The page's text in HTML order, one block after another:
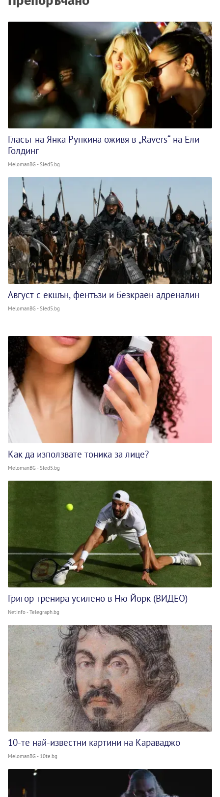
Гласът на Янка Рупкина оживя в „Ravers“ на Ели
Голдинг
MelomanBG - Sled5.bg
Август с екшън, фентъзи и безкраен адреналин
MelomanBG - Sled5.bg
Как да използвате тоника за лице?
MelomanBG - Sled5.bg
Григор тренира усилено в Ню Йорк (ВИДЕО)
NetInfo - Telegraph.bg
10-те най-известни картини на Караваджо
MelomanBG - 10te.bg